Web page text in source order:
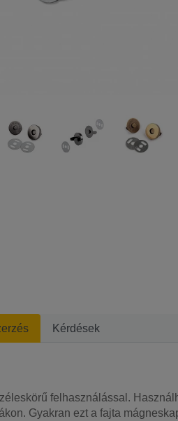
Kérdések
felhasználással.
Gyakran ezt a fajta